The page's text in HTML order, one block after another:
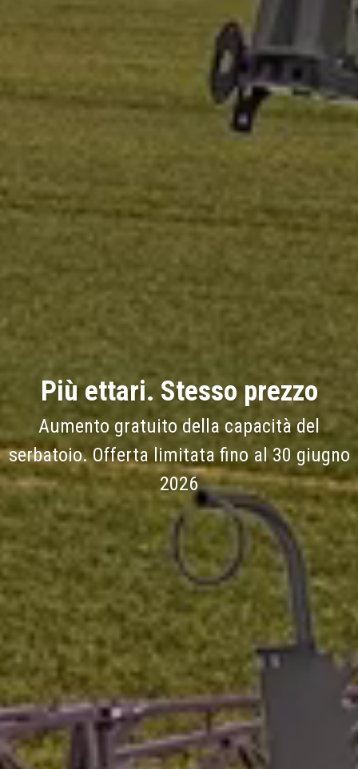
Più ettari. Stesso prezzo
Aumento gratuito della capacità del
serbatoio. Offerta limitata fino al 30 giugno
2026